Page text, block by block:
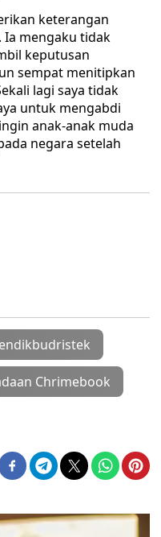
keterangan
Ia mengaku tidak
keputusan
sempat menitipkan
lagi saya tidak
untuk mengabdi
anak-anak muda
negara setelah
Chrimebook